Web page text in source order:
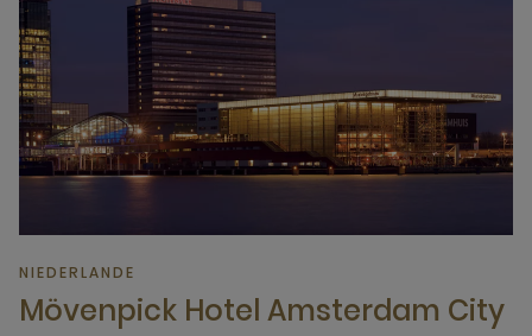
NIEDERLANDE
Mövenpick Hotel Amsterdam City